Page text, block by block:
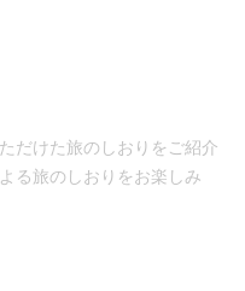
だけた旅のしおりをご紹介
る旅のしおりをお楽しみ